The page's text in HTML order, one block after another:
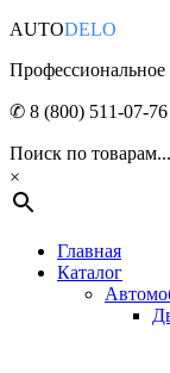
AUTODELO
Профессиональное
✆ 8 (800) 511-07-76
Поиск по товарам...
×
Главная
Каталог